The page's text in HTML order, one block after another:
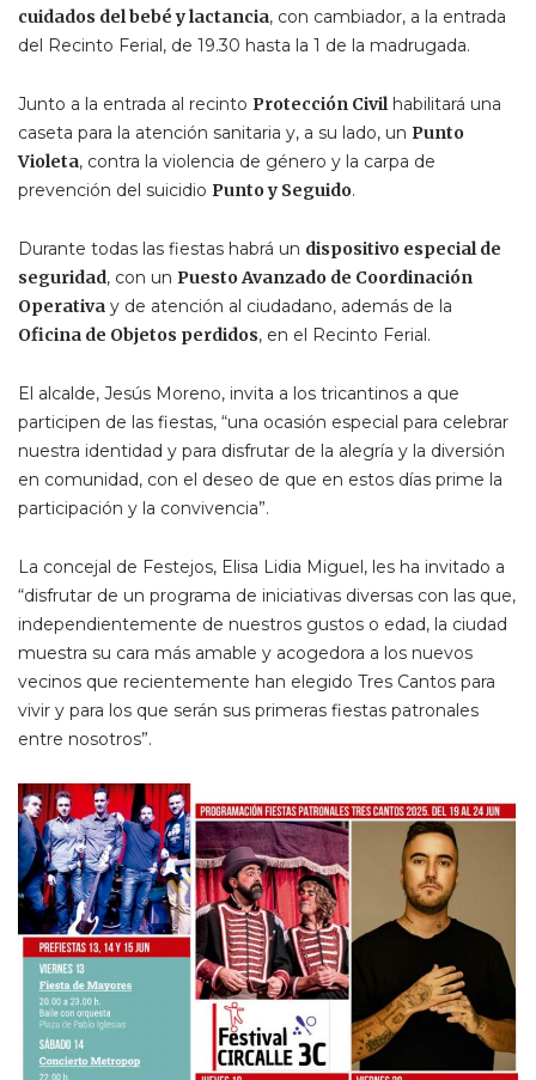
cuidados del bebé y lactancia, con cambiador, a la entrada
del Recinto Ferial, de 19.30 hasta la 1 de la madrugada.
Junto a la entrada al recinto Protección Civilhabilitará una
caseta para la atención sanitaria y, a su lado, un Punto
Violeta, contra la violencia de género y la carpa de
prevención del suicidio Punto y Seguido.
Durante todas las fiestas habrá un dispositivo especial de
seguridad, con un Puesto Avanzado de Coordinación
Operativa y de atención al ciudadano, además de la
Oficina de Objetos perdidos, en el Recinto Ferial.
El alcalde, Jesús Moreno, invita a los tricantinos a que
participen de las fiestas, “una ocasión especial para celebrar
nuestra identidad y para disfrutar de la alegría y la diversión
en comunidad, con el deseo de que en estos días prime la
participación y la convivencia”.
La concejal de Festejos, Elisa Lidia Miguel, les ha invitado a
“disfrutar de un programa de iniciativas diversas con las que,
independientemente de nuestros gustos o edad, la ciudad
muestra su cara más amable y acogedora a los nuevos
vecinos que recientemente han elegido Tres Cantos para
vivir y para los que serán sus primeras fiestas patronales
entre nosotros”.